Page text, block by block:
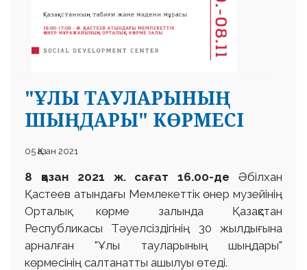
"ҰЛЫ ТАУЛАРЫНЫҢ
ШЫҢДАРЫ" КӨРМЕСІ
05 Қазан 2021
8 қазан 2021 ж. сағат 16.00-де Әбілхан
Қастеев атындағы Мемлекеттік өнер музейінің
Орталық көрме залында Қазақстан
Республикасы Тәуелсіздігінің 30 жылдығына
арналған "Ұлы тауларының шыңдары"
көрмесінің салтанатты ашылуы өтеді.